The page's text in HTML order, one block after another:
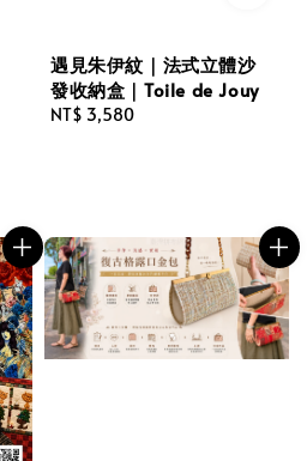
遇見朱伊紋｜法式立體沙
發收納盒｜Toile de Jouy
Regular
NT$ 3,580